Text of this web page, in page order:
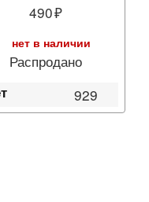
490
нет в наличии
Распродано
929